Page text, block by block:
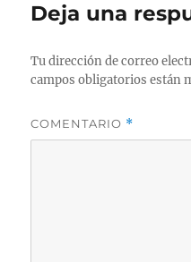
Deja una
Tu dirección de correo
campos obligatorios están
COMENTARIO *